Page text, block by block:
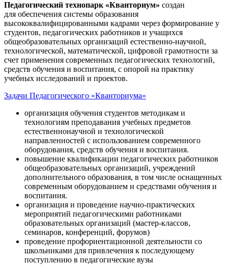
Педагогический технопарк «Кванториум» создан
для обеспечения системы образования
высококвалифицированными кадрами через формирование у
студентов, педагогических работников и учащихся
общеобразовательных организаций естественно-научной,
технологической, математической, цифровой грамотности за
счет применения современных педагогических технологий,
средств обучения и воспитания, с опорой на практику
учебных исследований и проектов.
Задачи Педагогического «Кванториума»
организация обучения студентов методикам и
технологиям преподавания учебных предметов
естественнонаучной и технологической
направленностей с использованием современного
оборудования, средств обучения и воспитания.
повышение квалификации педагогических работников
общеобразовательных организаций, учреждений
дополнительного образования, в том числе оснащенных
современным оборудованием и средствами обучения и
воспитания.
организация и проведение научно-практических
мероприятий педагогическими работниками
образовательных организаций (мастер-классов,
семинаров, конференций, форумов)
проведение профориентационной деятельности со
школьниками для привлечения к последующему
поступлению в педагогические вузы